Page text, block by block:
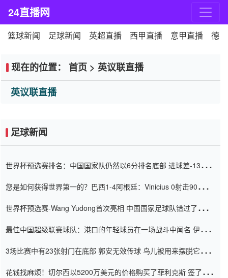
24直播网
篮球新闻 足球新闻 英超直播 西甲直播 意甲直播 德
现在的位置： 首页 > 英议联直播
英议联直播
足球新闻
世界杯预选赛排名：中国国家队仍然以6分排名底部 进球差-13令人
您是如何获得世界第一的？巴西1-4阿根廷：Vinicius 0射击90分钟
世界杯预选赛-Wang Yudong首次亮相 中国国家足球队错过了世界
最佳中国超级联赛球队：港口的年轻球员在一场战斗中闻名 伊万放
3场比赛中有23张射门在底部 郭安无效传球 鸟儿被用来摆脱它
花钱找麻烦！切尔西以5200万美元的价格购买了菲利克斯 签了7年